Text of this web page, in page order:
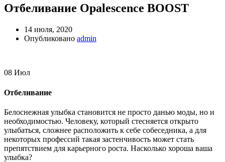
Отбеливание Opalescence BOOST
14 июля, 2020
Опубликовано admin
08 Июл
Отбеливание
Белоснежная улыбка становится не просто данью моды, но и
необходимостью. Человеку, который стесняется открыто
улыбаться, сложнее расположить к себе собеседника, а для
некоторых профессий такая застенчивость может стать
препятствием для карьерного роста. Насколько хороша ваша
улыбка?